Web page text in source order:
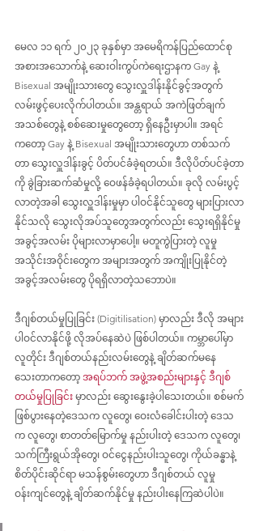
မေလ ၁၁ ရက် ၂၀၂၃ ခုနှစ်မှာ အမေရိကန်ပြည်ထောင်စု
အစားအသောက်နဲ့ ဆေးဝါးကွပ်ကဲရေးဌာနက Gay နဲ့
Bisexual အမျိုးသားတွေ သွေးလှူဒါန်းနိုင်ခွင့်အတွက်
လမ်းဖွင့်ပေးလိုက်ပါတယ်။ အန္တရာယ် အကဲဖြတ်ချက်
အသစ်တွေနဲ့ စစ်ဆေးမှုတွေတော့ ရှိနေဦးမှာပါ။ အရင်
ကတော့ Gay နဲ့ Bisexual အမျိုးသားတွေဟာ တစ်သက်
တာ သွေးလှူဒါန်းခွင့် ပိတ်ပင်ခံခဲ့ရတယ်။ ဒီလိုပိတ်ပင်ခဲ့တာ
ကို ခွဲခြားဆက်ဆံမှုလို့ ဝေဖန်ခံခဲ့ရပါတယ်။ ခုလို လမ်းပွင့်
လာတဲ့အခါ သွေးလှူဒါန်းမှုမှာ ပါဝင်နိုင်သူတွေ များပြားလာ
နိုင်သလို သွေးလိုအပ်သူတွေအတွက်လည်း သွေးရရှိနိုင်မှု
အခွင့်အလမ်း ပိုများလာမှာပေါ့။ မတူကွဲပြားတဲ့ လူမှု
အသိုင်းအဝိုင်းတွေက အများအတွက် အကျိုးပြုနိုင်တဲ့
အခွင့်အလမ်းတွေ ပိုရရှိလာတဲ့သဘောပဲ။
ဒီဂျစ်တယ်မှုပြုခြင်း (Digitilisation) မှာလည်း ဒီလို အများ
ပါဝင်လာနိုင်ဖို့ လိုအပ်နေဆဲပဲ ဖြစ်ပါတယ်။ ကမ္ဘာပေါ်မှာ
လူတိုင်း ဒီဂျစ်တယ်နည်းလမ်းတွေနဲ့ ချိတ်ဆက်မနေ
သေးတာကတော့ အရပ်ဘက် အဖွဲ့အစည်းများနှင့် ဒီဂျစ်
တယ်မှုပြုခြင်း မှာလည်း ဆွေးနွေးခဲ့ပါသေးတယ်။ စစ်မက်
ဖြစ်ပွားနေတဲ့ဒေသက လူတွေ၊ ဝေးလံခေါင်းပါးတဲ့ ဒေသ
က လူတွေ၊ စာတတ်မြောက်မှု နည်းပါးတဲ့ ဒေသက လူတွေ၊
သက်ကြီးရွယ်အိုတွေ၊ ဝင်ငွေနည်းပါးသူတွေ၊ ကိုယ်ခန္ဓာနဲ့
စိတ်ပိုင်းဆိုင်ရာ မသန်စွမ်းတွေဟာ ဒီဂျစ်တယ် လူမှု
ဝန်းကျင်တွေနဲ့ ချိတ်ဆက်နိုင်မှု နည်းပါးနေကြဆဲပါပဲ။